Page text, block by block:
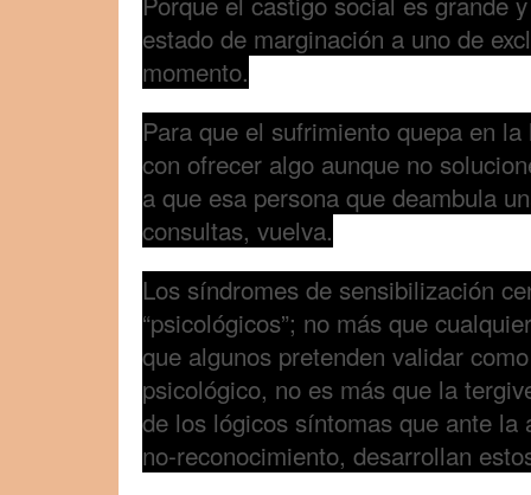
estado de marginación a uno de
momento.
Para que el sufrimiento quepa en
con ofrecer algo aunque no
a que esa persona que deambula
consultas, vuelva.
Los síndromes de sensibilización
“psicológicos”; no más que
que algunos pretenden validar
psicológico, no es más que la
de los lógicos síntomas que ante la
no-reconocimiento, desarrollan